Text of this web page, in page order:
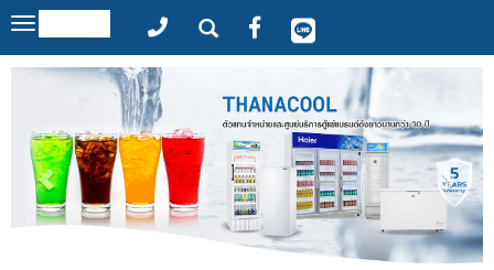
Toggle
navigation